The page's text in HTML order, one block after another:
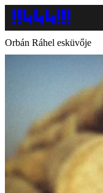
Orbán Ráhel esküvője